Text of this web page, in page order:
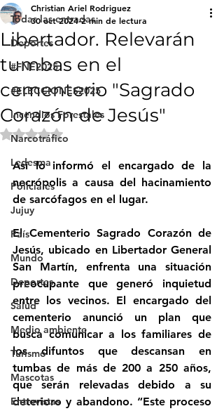
Todas las entradas
Deportes
#FNE2025
#ELECCIONES2025
Incendios Forestales
Narcotráfico
Ledesma
Policiales
Jujuy
País
Mundo
Deportes
Salud
Medio ambiente
Turismo
Mascotas
Entrevistas
Libertador. Relevarán
tumbas en el
cementerio "Sagrado
Corazón de Jesús"
Christian Ariel Rodriguez
30 oct 2024 2 min de lectura
Obtuvo NaN de 5 estrellas.
Así lo informó el encargado de la
necrópolis a causa del hacinamiento
de sarcófagos en el lugar.
El Cementerio Sagrado Corazón de
Jesús, ubicado en Libertador General
San Martín, enfrenta una situación
preocupante que generó inquietud
entre los vecinos. El encargado del
cementerio anunció un plan que
busca comunicar a los familiares de
los difuntos que descansan en
tumbas de más de 200 a 250 años,
que serán relevadas debido a su
deterioro y abandono. “Este proceso